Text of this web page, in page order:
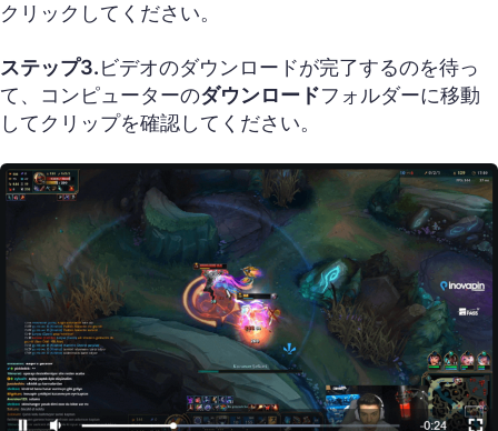
クリックしてください。
ステップ3.ビデオのダウンロードが完了するのを待っ
て、コンピューターのダウンロードフォルダーに移動
してクリップを確認してください。